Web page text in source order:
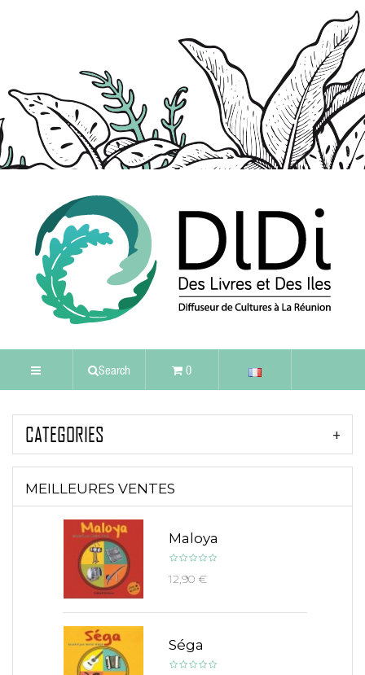
Search 0
CATEGORIES
MEILLEURES VENTES
Maloya
12,90 €
Séga